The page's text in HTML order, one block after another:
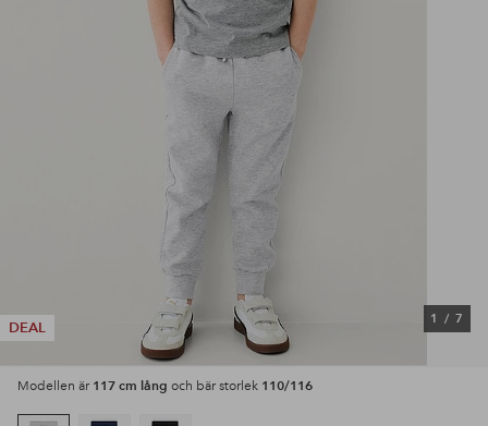
DEAL
1 / 7
Modellen är 117 cm lång och bär storlek 110/116